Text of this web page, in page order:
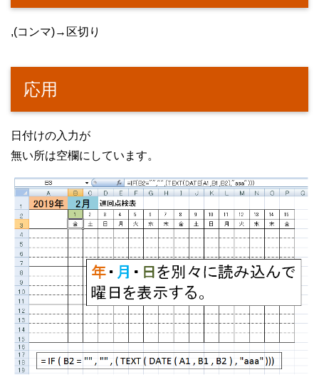
,(コンマ)→区切り
応用
日付けの入力が
無い所は空欄にしています。